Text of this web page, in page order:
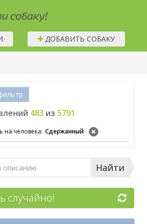
ДОБАВИТЬ СОБАКУ
483 из 5791
на человека: Сдержанный
Найти
случайно!